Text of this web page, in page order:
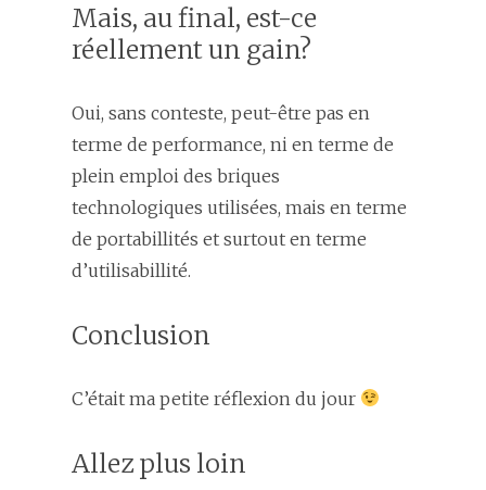
Mais, au final, est-ce
réellement un gain?
Oui, sans conteste, peut-être pas en
terme de performance, ni en terme de
plein emploi des briques
technologiques utilisées, mais en terme
de portabillités et surtout en terme
d’utilisabillité.
Conclusion
C’était ma petite réflexion du jour
Allez plus loin